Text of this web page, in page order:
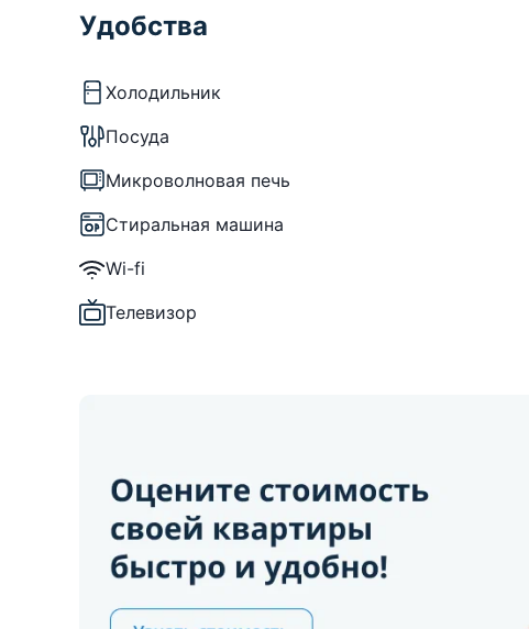
Удобства
Холодильник
Посуда
Микроволновая печь
Стиральная машина
Wi-fi
Телевизор